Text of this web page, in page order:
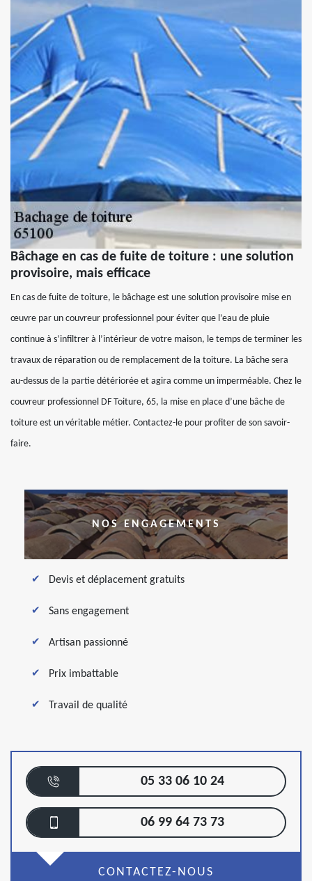
Bâchage en cas de fuite de toiture : une solution
provisoire, mais efficace
En cas de fuite de toiture, le bâchage est une solution provisoire mise en
œuvre par un couvreur professionnel pour éviter que l’eau de pluie
continue à s’infiltrer à l’intérieur de votre maison, le temps de terminer les
travaux de réparation ou de remplacement de la toiture. La bâche sera
au-dessus de la partie détériorée et agira comme un imperméable. Chez le
couvreur professionnel DF Toiture, 65, la mise en place d’une bâche de
toiture est un véritable métier. Contactez-le pour profiter de son savoir-
faire.
NOS ENGAGEMENTS
Devis et déplacement gratuits
Sans engagement
Artisan passionné
Prix imbattable
Travail de qualité
05 33 06 10 24
06 99 64 73 73
CONTACTEZ-NOUS